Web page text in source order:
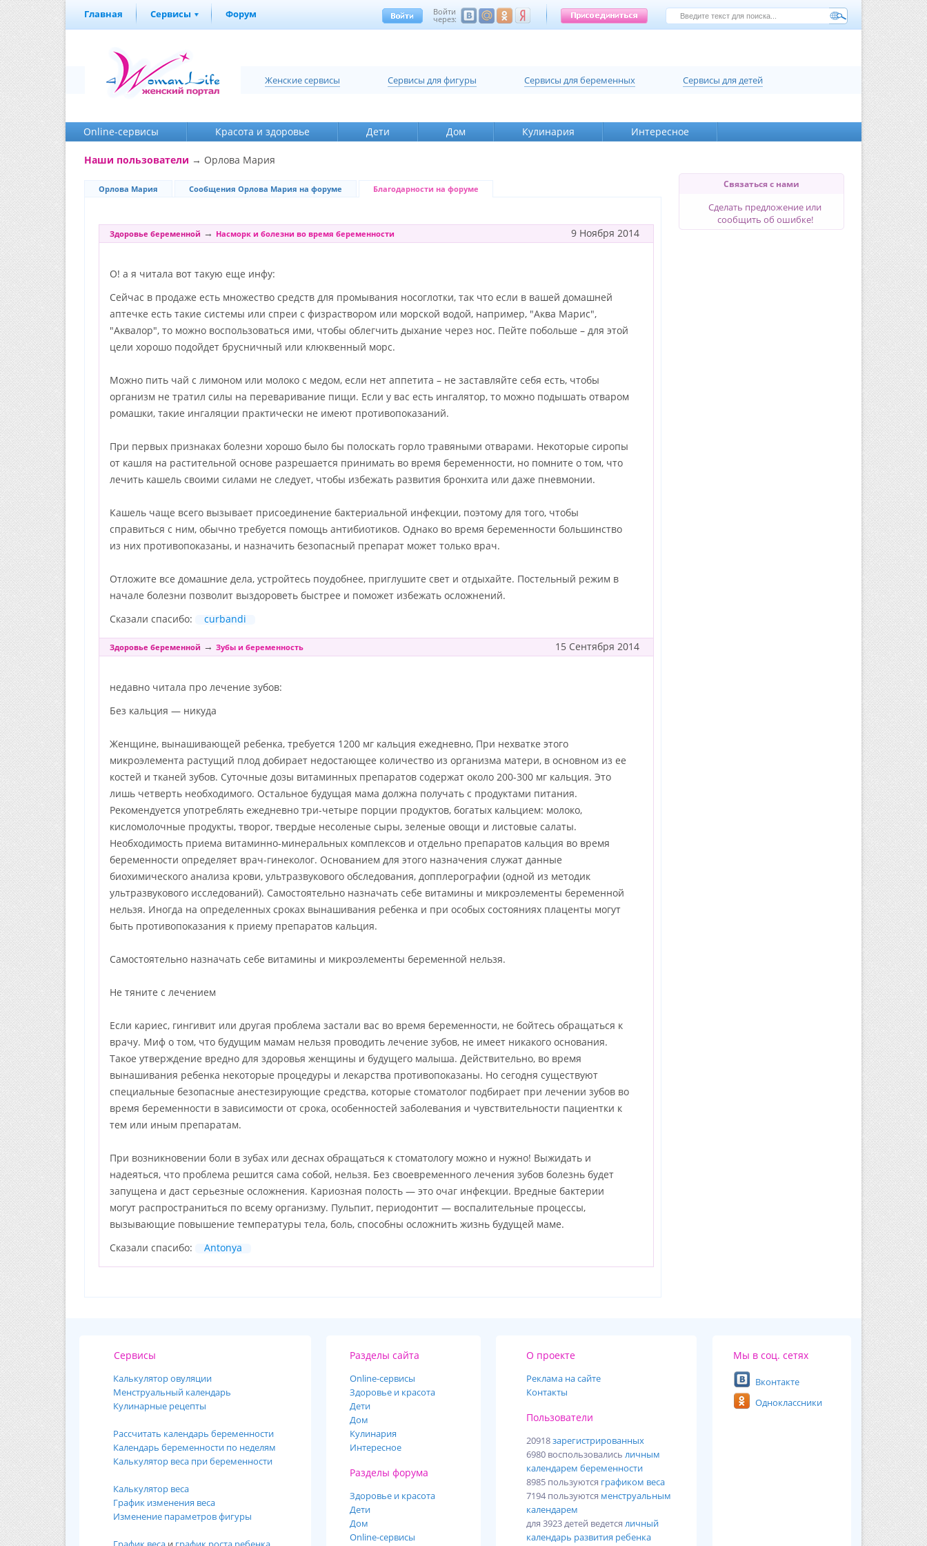
Главная Сервисы Форум Войти
через:
Женские сервисы Cервисы для фигуры Cервисы для беременных Сервисы для детей
Online-cервисы Красота и здоровье Дети Дом Кулинария Интересное
Наши пользователи → Орлова Мария
Орлова Мария Сообщения Орлова Мария на форуме Благодарности на форуме
9 Ноября 2014
Здоровье беременной → Насморк и болезни во время беременности
О! а я читала вот такую еще инфу:
Сейчас в продаже есть множество средств для промывания носоглотки, так что если в вашей домашней
аптечке есть такие системы или спреи с физраствором или морской водой, например, "Аква Марис",
"Аквалор", то можно воспользоваться ими, чтобы облегчить дыхание через нос. Пейте побольше – для этой
цели хорошо подойдет брусничный или клюквенный морс.
Можно пить чай с лимоном или молоко с медом, если нет аппетита – не заставляйте себя есть, чтобы
организм не тратил силы на переваривание пищи. Если у вас есть ингалятор, то можно подышать отваром
ромашки, такие ингаляции практически не имеют противопоказаний.
При первых признаках болезни хорошо было бы полоскать горло травяными отварами. Некоторые сиропы
от кашля на растительной основе разрешается принимать во время беременности, но помните о том, что
лечить кашель своими силами не следует, чтобы избежать развития бронхита или даже пневмонии.
Кашель чаще всего вызывает присоединение бактериальной инфекции, поэтому для того, чтобы
справиться с ним, обычно требуется помощь антибиотиков. Однако во время беременности большинство
из них противопоказаны, и назначить безопасный препарат может только врач.
Отложите все домашние дела, устройтесь поудобнее, приглушите свет и отдыхайте. Постельный режим в
начале болезни позволит выздороветь быстрее и поможет избежать осложнений.
Сказали спасибо:
curbandi
15 Сентября 2014
Здоровье беременной → Зубы и беременность
недавно читала про лечение зубов:
Без кальция — никуда
Женщине, вынашивающей ребенка, требуется 1200 мг кальция ежедневно, При нехватке этого
микроэлемента растущий плод добирает недостающее количество из организма матери, в основном из ее
костей и тканей зубов. Суточные дозы витаминных препаратов содержат около 200-300 мг кальция. Это
лишь четверть необходимого. Остальное будущая мама должна получать с продуктами питания.
Рекомендуется употреблять ежедневно три-четыре порции продуктов, богатых кальцием: молоко,
кисломолочные продукты, творог, твердые несоленые сыры, зеленые овощи и листовые салаты.
Необходимость приема витаминно-минеральных комплексов и отдельно препаратов кальция во время
беременности определяет врач-гинеколог. Основанием для этого назначения служат данные
биохимического анализа крови, ультразвукового обследования, допплерографии (одной из методик
ультразвукового исследований). Самостоятельно назначать себе витамины и микроэлементы беременной
нельзя. Иногда на определенных сроках вынашивания ребенка и при особых состояниях плаценты могут
быть противопоказания к приему препаратов кальция.
Самостоятельно назначать себе витамины и микроэлементы беременной нельзя.
Не тяните с лечением
Если кариес, гингивит или другая проблема застали вас во время беременности, не бойтесь обращаться к
врачу. Миф о том, что будущим мамам нельзя проводить лечение зубов, не имеет никакого основания.
Такое утверждение вредно для здоровья женщины и будущего малыша. Действительно, во время
вынашивания ребенка некоторые процедуры и лекарства противопоказаны. Но сегодня существуют
специальные безопасные анестезирующие средства, которые стоматолог подбирает при лечении зубов во
время беременности в зависимости от срока, особенностей заболевания и чувствительности пациентки к
тем или иным препаратам.
При возникновении боли в зубах или деснах обращаться к стоматологу можно и нужно! Выжидать и
надеяться, что проблема решится сама собой, нельзя. Без своевременного лечения зубов болезнь будет
запущена и даст серьезные осложнения. Кариозная полость — это очаг инфекции. Вредные бактерии
могут распространиться по всему организму. Пульпит, периодонтит — воспалительные процессы,
вызывающие повышение температуры тела, боль, способны осложнить жизнь будущей маме.
Сказали спасибо:
Antonya
Связаться с нами
Сделать предложение или
сообщить об ошибке!
Сервисы
Калькулятор овуляции
Менструальный календарь
Кулинарные рецепты
Рассчитать календарь беременности
Календарь беременности по неделям
Калькулятор веса при беременности
Калькулятор веса
График изменения веса
Изменение параметров фигуры
Разделы сайта
Online-cервисы
Здоровье и красота
Дети
Дом
Кулинария
Интересное
Разделы форума
Здоровье и красота
Дети
Дом
Online-сервисы
О проекте
Реклама на сайте
Контакты
Пользователи
20918зарегистрированных
6980 воспользовались личным
календарем беременности
8985 пользуются графиком веса
7194 пользуются менструальным
календарем
для 3923 детей ведется личный
календарь развития ребенка
Мы в соц. сетях
Вконтакте
Одноклассники